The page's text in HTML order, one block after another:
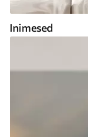
Inimesed